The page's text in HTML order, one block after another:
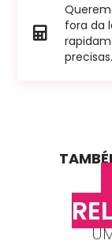
fora da
precisas.